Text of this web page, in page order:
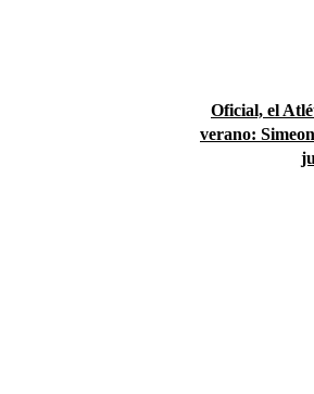
Oficial, el
verano: